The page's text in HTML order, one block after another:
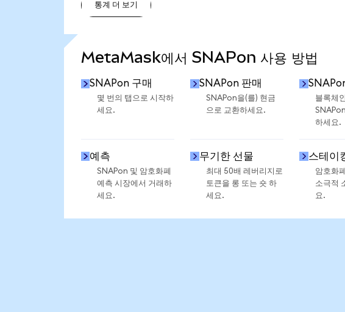
통계 더 보기
MetaMask에서 SNAPon 사용 방법
SNAPon 구매
몇 번의 탭으로 시작하
세요.
SNAPon 판매
SNAPon을(를) 현금
으로 교환하세요.
블록체
하세요.
예측
SNAPon 및 암호화폐
예측 시장에서 거래하
세요.
무기한 선물
최대 50배 레버리지로
토큰을 롱 또는 숏 하
세요.
스테이
암호화
소극적
요.